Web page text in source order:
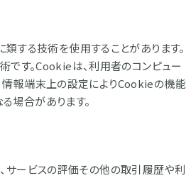
類する技術を使用することがあります。
す。Cookieは、利用者のコンピュー
情報端末上の設定によりCookieの機能
場合があります。
サービスの評価その他の取引履歴や利